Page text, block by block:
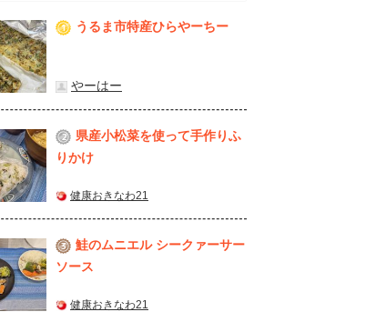
1 うるま市特産ひらやーちー
やーはー
2
県産⼩松菜を使って⼿作りふ
りかけ
健康おきなわ21
3
鮭のムニエル シークァーサー
ソース
健康おきなわ21